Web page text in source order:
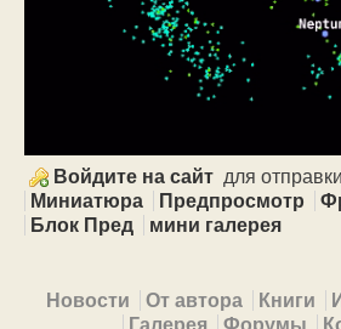
Войдите на сайт для
Миниатюра
Предпросмотр
Блок Пред
мини галерея
Primary menu
Новости От автора Книги
Галерея
Форумы